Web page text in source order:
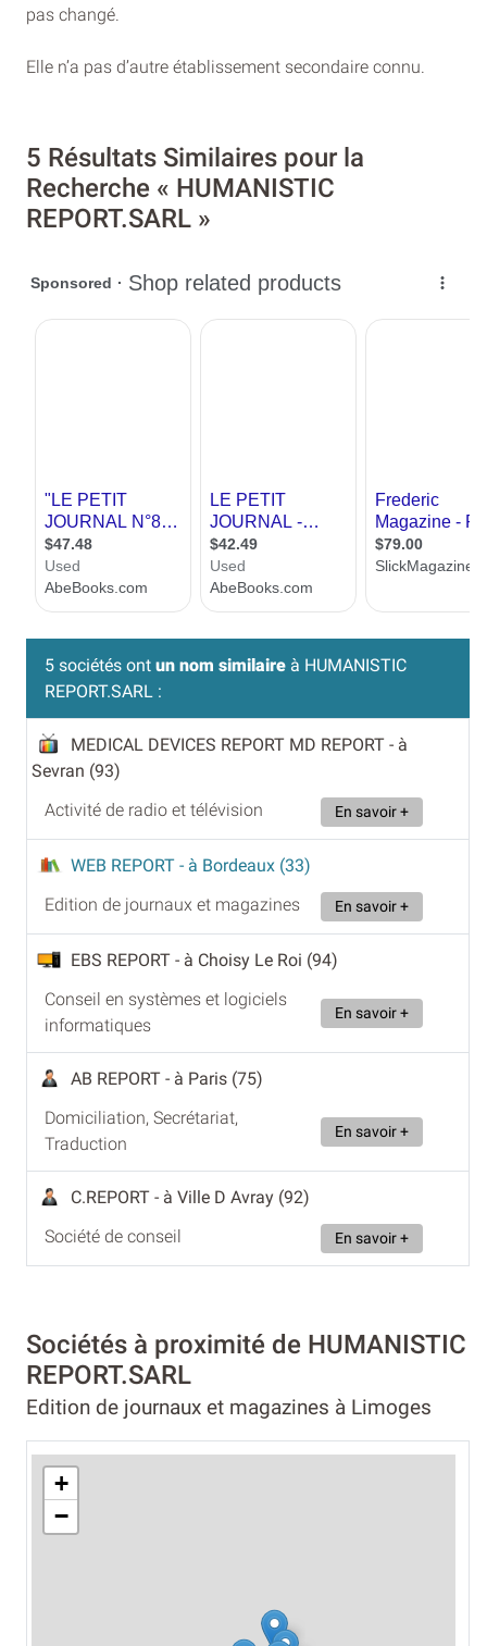
pas changé.
Elle n’a pas d’autre établissement secondaire connu.
5 Résultats Similaires pour la
Recherche « HUMANISTIC
REPORT.SARL »
5 sociétés ont un nom similaire à HUMANISTIC
REPORT.SARL :
MEDICAL DEVICES REPORT MD REPORT - à
Sevran (93)
Activité de radio et télévision
En savoir +
WEB REPORT - à Bordeaux (33)
Edition de journaux et magazines
En savoir +
EBS REPORT - à Choisy Le Roi (94)
Conseil en systèmes et logiciels
informatiques
En savoir +
AB REPORT - à Paris (75)
Domiciliation, Secrétariat,
Traduction
En savoir +
C.REPORT - à Ville D Avray (92)
Société de conseil
En savoir +
Sociétés à proximité de HUMANISTIC
REPORT.SARL
Edition de journaux et magazines à Limoges
+
−